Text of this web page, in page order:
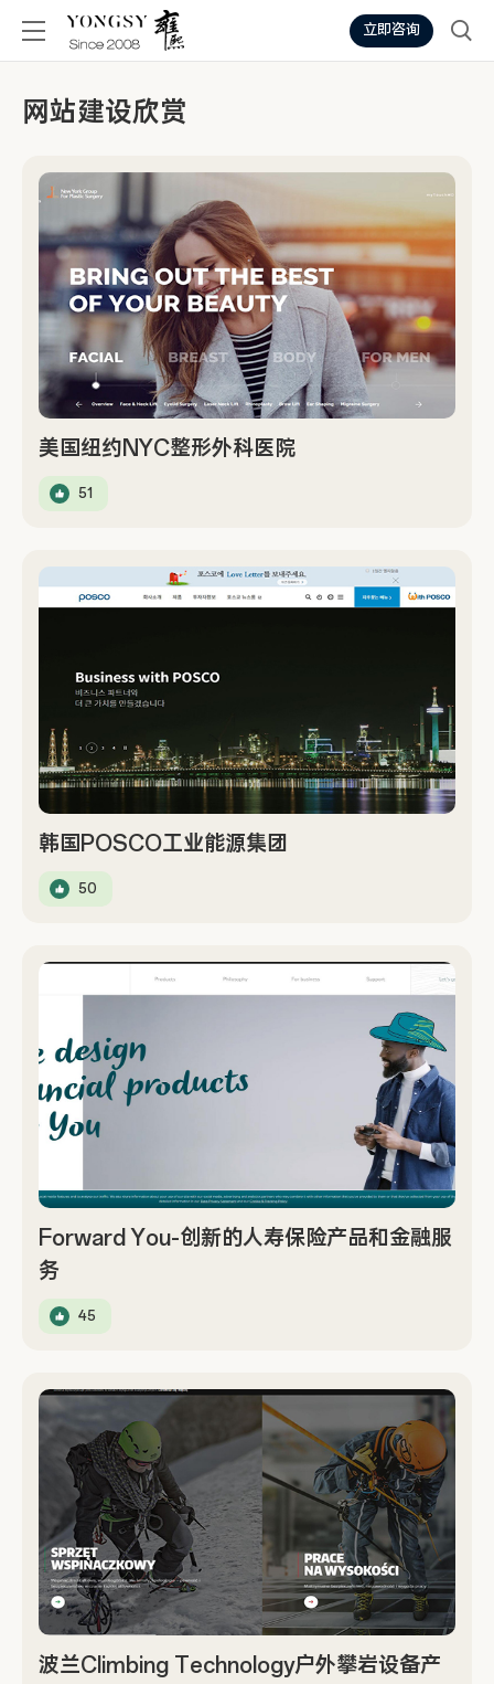
立即咨询
网站建设欣赏
美国纽约NYC整形外科医院
51
韩国POSCO工业能源集团
50
Forward You-创新的人寿保险产品和金融服
务
45
波兰Climbing Technology户外攀岩设备产